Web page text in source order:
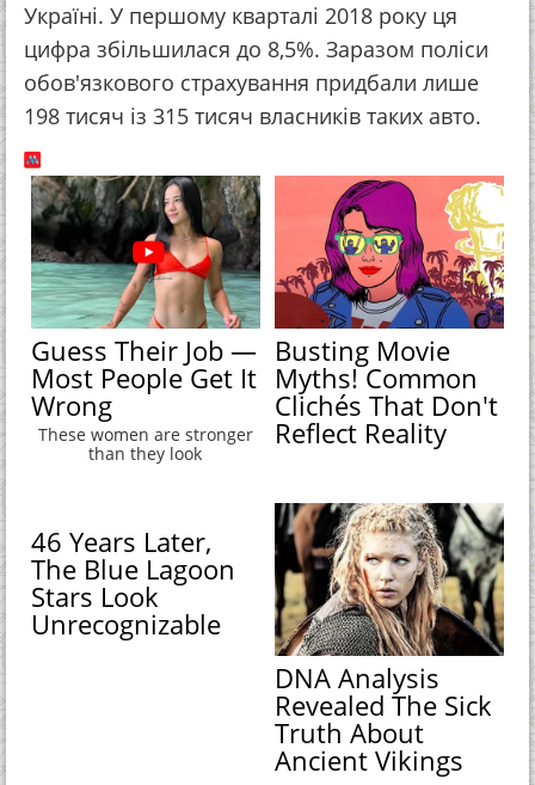
Україні. У першому кварталі 2018 року ця
цифра збільшилася до 8,5%. Заразом поліси
обов'язкового страхування придбали лише
198 тисяч із 315 тисяч власників таких авто.
Guess Their Job —
Most People Get It
Wrong
These women are stronger
than they look
Busting Movie
Myths! Common
Clichés That Don't
Reflect Reality
46 Years Later,
The Blue Lagoon
Stars Look
Unrecognizable
DNA Analysis
Revealed The Sick
Truth About
Ancient Vikings